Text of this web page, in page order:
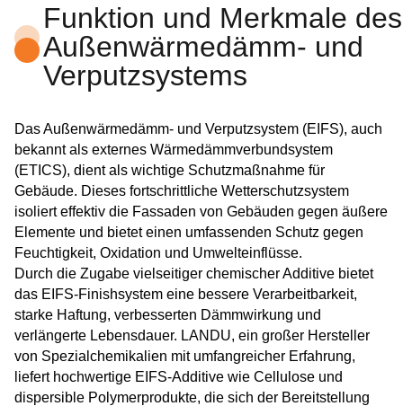
Funktion und Merkmale des
Außenwärmedämm- und
Verputzsystems
Das Außenwärmedämm- und Verputzsystem (EIFS), auch
bekannt als externes Wärmedämmverbundsystem
(ETICS), dient als wichtige Schutzmaßnahme für
Gebäude. Dieses fortschrittliche Wetterschutzsystem
isoliert effektiv die Fassaden von Gebäuden gegen äußere
Elemente und bietet einen umfassenden Schutz gegen
Feuchtigkeit, Oxidation und Umwelteinflüsse.
Durch die Zugabe vielseitiger chemischer Additive bietet
das EIFS-Finishsystem eine bessere Verarbeitbarkeit,
starke Haftung, verbesserten Dämmwirkung und
verlängerte Lebensdauer. LANDU, ein großer Hersteller
von Spezialchemikalien mit umfangreicher Erfahrung,
liefert hochwertige EIFS-Additive wie Cellulose und
dispersible Polymerprodukte, die sich der Bereitstellung